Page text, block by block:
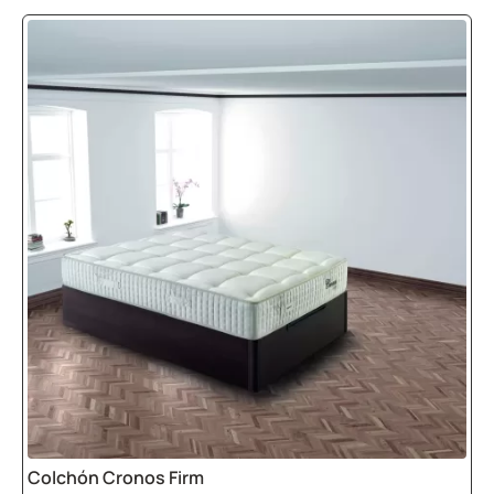
que se transmitan al otro lado del colchón.
Muelles continuos:
uniforme y mayor durabilidad. Son ideales
para quienes buscanfirmeza extra
especialmente para aliviar problemas de
espalda. EnCamapolis, tenemos toda una
sección decolchones especializados.
Colchones diseñados para necesidades
específicas, ofreciendo el confort y soporte
personalizado para un mejor descanso.
Colchones viscoelásticos
de muelles:
Colchón Cronos Firm